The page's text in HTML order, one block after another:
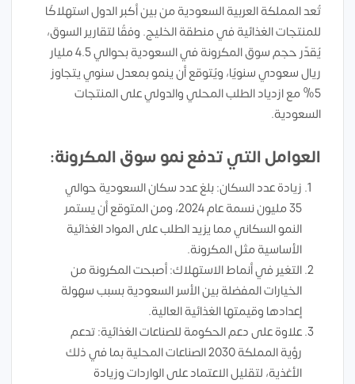
تُعد المملكة العربية السعودية من بين أكبر الدول استهلاكًا
للمنتجات الغذائية في منطقة الخليج. وفقًا لتقارير السوق،
يُقدّر حجم سوق المكرونة في السعودية بحوالي 4.5 مليار
ريال سعودي سنويًا، ويُتوقع أن ينمو بمعدل سنوي يتجاوز
5% مع ازدياد الطلب المحلي والدولي على المنتجات
السعودية.
العوامل التي تدفع نمو سوق المكرونة:
زيادة عدد السكان: بلغ عدد سكان السعودية حوالي
35 مليون نسمة عام 2024، ومن المتوقع أن يستمر
النمو السكاني مما يزيد الطلب على المواد الغذائية
الأساسية مثل المكرونة.
التغير في أنماط الاستهلاك: أصبحت المكرونة من
الخيارات المفضلة بين الأسر السعودية بسبب سهولة
إعدادها وقيمتها الغذائية العالية.
علاوة على دعم الحكومة للصناعات الغذائية: تدعم
رؤية المملكة 2030 الصناعات المحلية بما في ذلك
الأغذية، لتقليل الاعتماد على الواردات وزيادة